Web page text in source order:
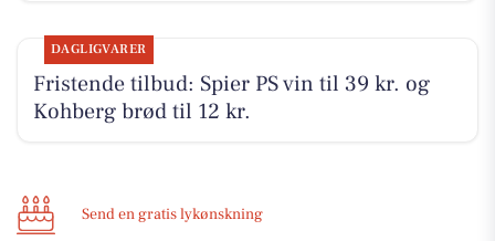
DAGLIGVARER
Fristende tilbud: Spier PS vin til 39 kr. og
Kohberg brød til 12 kr.
Send en gratis lykønskning